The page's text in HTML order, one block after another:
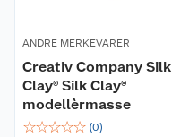
ANDRE MERKEVARER
Creativ Company Silk
Clay® Silk Clay®
modellèrmasse
☆☆☆☆☆ (0)